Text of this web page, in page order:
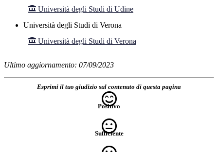
Università degli Studi di Udine
Università degli Studi di Verona
Università degli Studi di Verona
Ultimo aggiornamento: 07/09/2023
Esprimi il tuo giudizio sul contenuto di questa pagina
Positivo
Sufficiente